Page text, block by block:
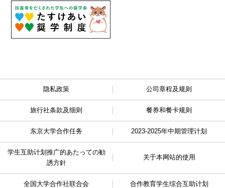
隐私政策 公司章程及规则
旅行社条款及细则 餐券和餐卡规则
东京大学合作任务 2023-2025年中期管理计划
学生互助计划推广的あたっての勧
誘方針
关于本网站的使用
全国大学合作社联合会 合作教育学生综合互助计划